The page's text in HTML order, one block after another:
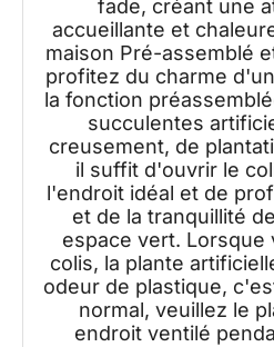
fade, créant une
accueillante et
maison Pré-assemblé
profitez du charme
la fonction
succulentes
creusement, de
il suffit d'ouvrir le
l'endroit idéal et de
et de la tranquillité
espace vert. Lorsque
colis, la plante
odeur de plastique,
normal, veuillez le
endroit ventilé